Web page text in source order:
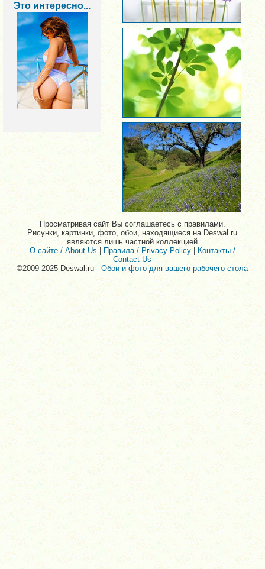
Это интересно...
Просматривая сайт Вы соглашаетесь с правилами.
Рисунки, картинки, фото, обои, находящиеся на Deswal.ru
являются лишь частной коллекцией
О сайте / About Us |Правила / Privacy Policy| Контакты /
Contact Us
©2009-2025 Deswal.ru -Обои и фото для вашего рабочего стола